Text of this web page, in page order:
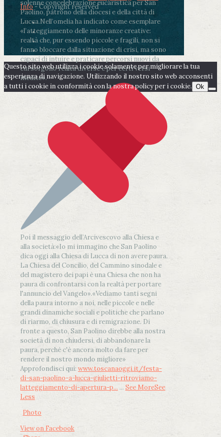
solenne concelebrazione eucaristica per San
Paolino, patrono della diocesi e della città di
Lucca.Nell’omelia ha indicato come esemplare
«l’atteggiamento delle minoranze creative:
realtà che, pur essendo piccole e fragili, non si
fanno bloccare dalla situazione di crisi, ma sono
capaci di intuire e praticare percorsi nuovi da
cui sorgono realtà diverse e per certi versi
inedite».
Poi il messaggio dell’Arcivescovo alla Chiesa e
alla società:«Io mi immagino che San Paolino
dica oggi alla Chiesa di Lucca di non avere paura.
La Chiesa del Concilio, del Cammino sinodale e
del magistero dei papi è una Chiesa che non ha
paura di confrontarsi con la realtà per portare
l'annuncio del Vangelo».«Vediamo tanti segni
della paura intorno a noi, nelle piccole e nelle
grandi dinamiche sociali e politiche che parlano
di riarmo, di chiusura e di remigrazione. Di
fronte a questo, San Paolino direbbe alla nostra
società di non chiudersi, di abbandonare la
paura, perché c'è ancora molto da fare per
rendere il nostro mondo migliore»
Approfondisci qui: www.toscanaoggi.it/festa-
di-san-paolino-a-lucca-giulietti-ritroviamo-
latteggiamento-di-apertura-p... ... See MoreSee
Less
Photo
View on Facebook
Info- Copyright reserved
Questo sito web utilizza i cookie solamente per migliorare la tua
esperienza di navigazione. Utilizzando il nostro sito web acconsenti
a tutti i cookie in conformità con la nostra policy per i cookie. Ok